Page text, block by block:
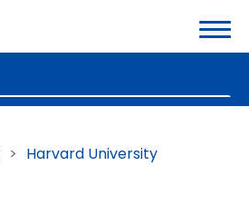
> Harvard University